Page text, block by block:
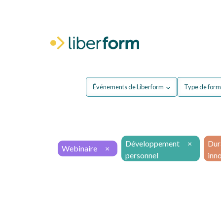
Événements de Liberform Type de
Webinaire ×
Développement
personnel
×